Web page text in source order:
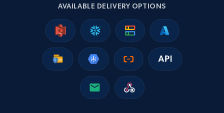
Instagram - Posts
URL, User posted, Description, Hashtags, Num
comments, Date posted, Likes, Photos, and
Social media
AVAILABLE DELIVERY OPTIONS